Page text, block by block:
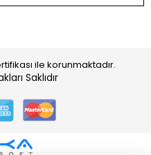
ile korunmaktadır.
Saklıdır